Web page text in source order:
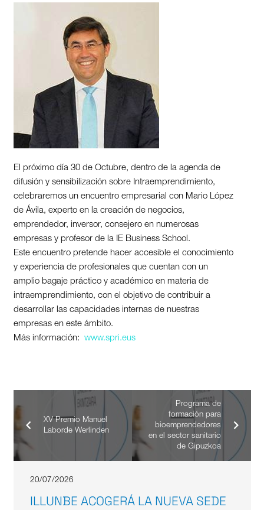
El próximo día 30 de Octubre, dentro de la agenda de
difusión y sensibilización sobre Intraemprendimiento,
celebraremos un encuentro empresarial con Mario López
de Ávila, experto en la creación de negocios,
emprendedor, inversor, consejero en numerosas
empresas y profesor de la IE Business School.
Este encuentro pretende hacer accesible el conocimiento
y experiencia de profesionales que cuentan con un
amplio bagaje práctico y académico en materia de
intraemprendimiento, con el objetivo de contribuir a
desarrollar las capacidades internas de nuestras
empresas en este ámbito.
Más información: www.spri.eus
XV Premio Manuel
Laborde Werlinden
Programa de
formación para
bioemprendedores
en el sector sanitario
de Gipuzkoa
20/07/2026
ILLUNBE ACOGERÁ LA NUEVA SEDE